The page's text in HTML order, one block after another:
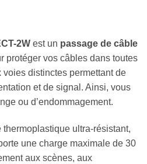
2W est un passage de câble
protéger vos câbles dans toutes
voies distinctes permettant de
et de signal. Ainsi, vous
ou d’endommagement.
ultra-résistant,
une charge maximale de 30
aux scènes, aux